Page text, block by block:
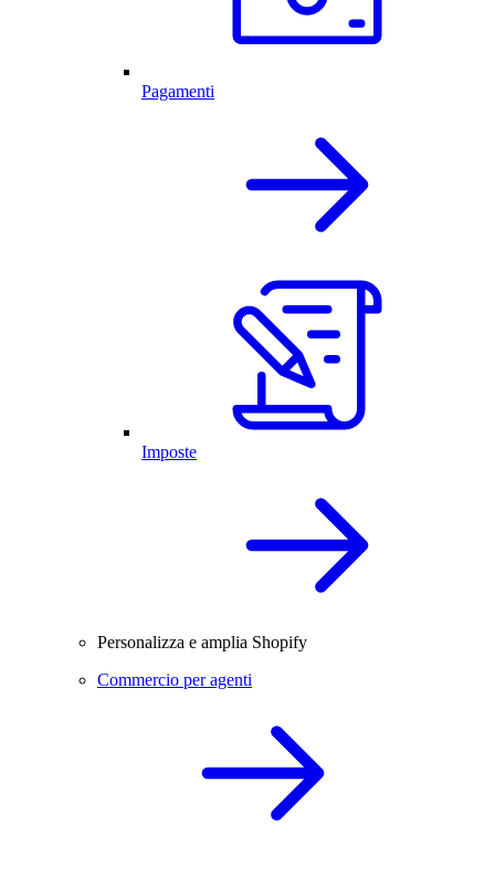
Pagamenti
Imposte
Personalizza e amplia Shopify
Commercio per agenti